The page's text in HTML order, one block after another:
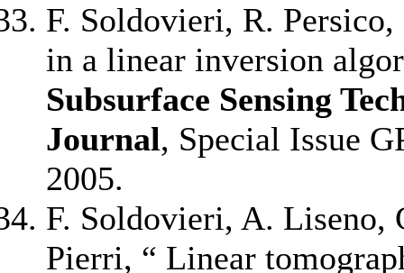
F. Soldovieri, R.
in a linear inversion
Subsurface Sensing
Journal, Special Issue
2005.
F. Soldovieri, A. Liseno,
Pierri, “ Linear